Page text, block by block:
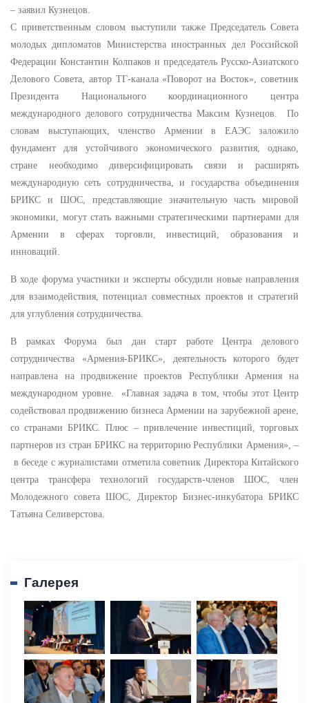
– заявил Кузнецов.
С приветственным словом выступили также Председатель Совета
молодых дипломатов Министерства иностранных дел Российской
Федерации Константин Колпаков и председатель Русско-Азиатского
Делового Совета, автор ТГ-канала «Поворот на Восток», советник
Президента Национального координационного центра
международного делового сотрудничества Максим Кузнецов. По
словам выступающих, членство Армении в ЕАЭС заложило
фундамент для устойчивого экономического развития, однако,
стране необходимо диверсифицировать связи и расширять
международную сеть сотрудничества, и государства объединения
БРИКС и ШОС, представляющие значительную часть мировой
экономики, могут стать важными стратегическими партнерами для
Армении в сферах торговли, инвестиций, образования и
инноваций.
В ходе форума участники и эксперты обсудили новые направления
для взаимодействия, потенциал совместных проектов и стратегий
для углубления сотрудничества.
В рамках Форума был дан старт работе Центра делового
сотрудничества «Армения-БРИКС», деятельность которого будет
направлена на продвижение проектов Республики Армения на
международном уровне. «Главная задача в том, чтобы этот Центр
содействовал продвижению бизнеса Армении на зарубежной арене,
со странами БРИКС. Плюс – привлечение инвестиций, торговых
партнеров из стран БРИКС на территорию Республики Армения», –
в беседе с журналистами отметила советник Директора Китайского
центра трансфера технологий государств-членов ШОС, член
Молодежного совета ШОС, Директор Бизнес-инкубатора БРИКС
Татьяна Селиверстова.
Галерея